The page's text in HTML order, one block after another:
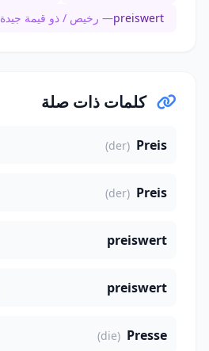
preiswert— رخيص / ذو قيمة جيدة
كلمات ذات صلة
Preis
(der)
Preis
(der)
preiswert
preiswert
Presse
(die)